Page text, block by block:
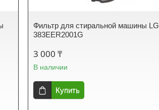
Фильтр для стиральной машины LG
383EER2001G
3 000 ₸
В наличии
Купить